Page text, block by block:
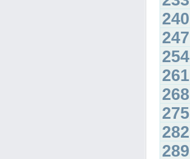
240
247
254
261
268
275
282
289